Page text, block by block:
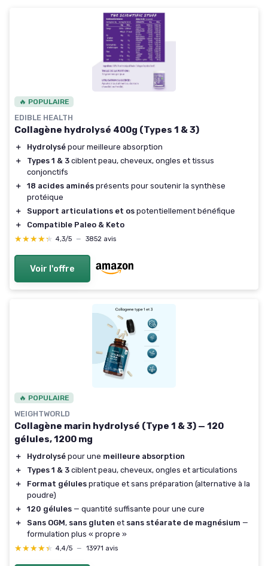
🔥 POPULAIRE
EDIBLE HEALTH
Collagène hydrolysé 400g (Types 1 & 3)
＋ Hydrolysé pour meilleure absorption
＋
Types 1 & 3 ciblent peau, cheveux, ongles et tissus
conjonctifs
＋
18 acides aminés présents pour soutenir la synthèse
protéique
＋
Support articulations et os potentiellement bénéfique
＋
Compatible Paleo & Keto
★★★★★
★★★★★ 4,3/5 — 3852 avis
Voir l'offre
🔥 POPULAIRE
WEIGHTWORLD
Collagène marin hydrolysé (Type 1 & 3) — 120
gélules, 1200 mg
＋ Hydrolysé pour une meilleure absorption
＋
Types 1 & 3 ciblent peau, cheveux, ongles et articulations
＋
Format gélules pratique et sans préparation (alternative à la
poudre)
＋
120 gélules — quantité suffisante pour une cure
＋
Sans OGM, sans gluten et sans stéarate de magnésium —
formulation plus « propre »
★★★★★
★★★★★ 4,4/5 — 13971 avis